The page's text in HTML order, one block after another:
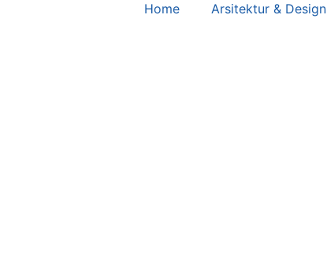
Home Arsitektur & Design